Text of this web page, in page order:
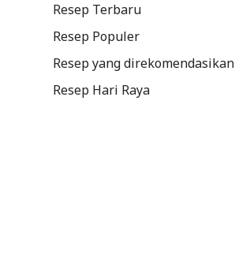
Resep Terbaru
Resep Populer
Resep yang direkomendasikan
Resep Hari Raya